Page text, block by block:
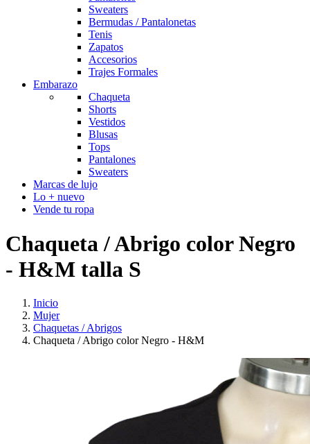
Sweaters
Bermudas / Pantalonetas
Tenis
Zapatos
Accesorios
Trajes Formales
Embarazo
Chaqueta
Shorts
Vestidos
Blusas
Tops
Pantalones
Sweaters
Marcas de lujo
Lo + nuevo
Vende tu ropa
Chaqueta / Abrigo color Negro
- H&M talla S
Inicio
Mujer
Chaquetas / Abrigos
Chaqueta / Abrigo color Negro - H&M